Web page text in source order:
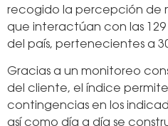
recogido la percepción de
que interactúan con las
del país, pertenecientes a
Gracias a un monitoreo
del cliente, el índice
contingencias en los
así como día a día se